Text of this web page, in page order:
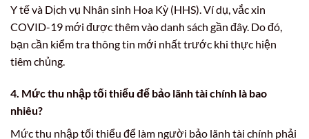
Y tế và Dịch vụ Nhân sinh Hoa Kỳ (HHS). Ví dụ, vắc xin
COVID-19 mới được thêm vào danh sách gần đây. Do đó,
bạn cần kiểm tra thông tin mới nhất trước khi thực hiện
tiêm chủng.
4. Mức thu nhập tối thiểu để bảo lãnh tài chính là bao
nhiêu?
Mức thu nhập tối thiểu để làm người bảo lãnh tài chính phải